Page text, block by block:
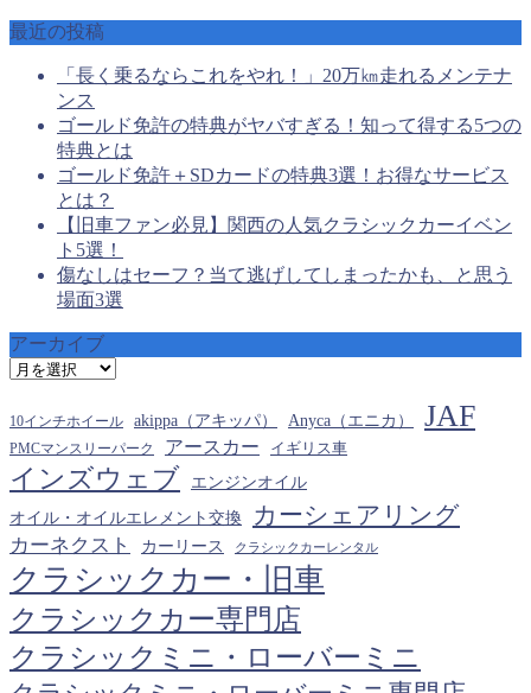
最近の投稿
「長く乗るならこれをやれ！」20万㎞走れるメンテナ
ンス
ゴールド免許の特典がヤバすぎる！知って得する5つの
特典とは
ゴールド免許＋SDカードの特典3選！お得なサービス
とは？
【旧車ファン必見】関西の人気クラシックカーイベン
ト5選！
傷なしはセーフ？当て逃げしてしまったかも、と思う
場面3選
アーカイブ
ア
カ
イ
ブ
10インチホイール akippa（アキッパ） Anyca（エニカ） JAF
PMCマンスリーパーク アースカー イギリス車
インズウェブ エンジンオイル
オイル・オイルエレメント交換 カーシェアリング
カーネクスト カーリース クラシックカーレンタル
クラシックカー・旧車
クラシックカー専門店
クラシックミニ・ローバーミニ